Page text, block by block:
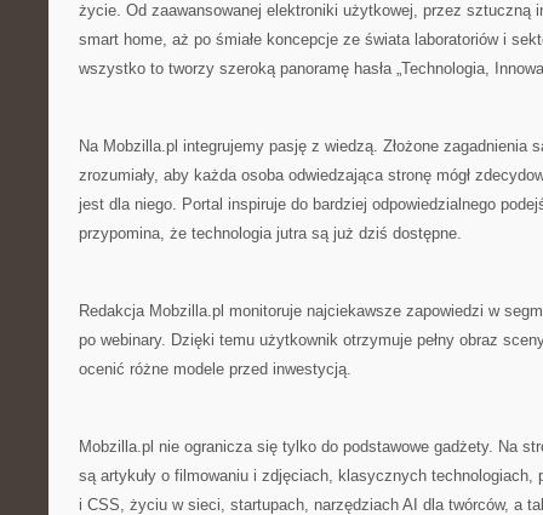
życie. Od zaawansowanej elektroniki użytkowej, przez sztuczną
smart home, aż po śmiałe koncepcje ze świata laboratoriów i
wszystko to tworzy szeroką panoramę hasła „Technologia,
Na Mobzilla.pl integrujemy pasję z wiedzą. Złożone zagadnienia
zrozumiały, aby każda osoba odwiedzająca stronę mógł
jest dla niego. Portal inspiruje do bardziej odpowiedzialnego
przypomina, że technologia jutra są już dziś dostępne.
Redakcja Mobzilla.pl monitoruje najciekawsze zapowiedzi w
po webinary. Dzięki temu użytkownik otrzymuje pełny obraz
ocenić różne modele przed inwestycją.
Mobzilla.pl nie ogranicza się tylko do podstawowe gadżety. Na
są artykuły o filmowaniu i zdjęciach, klasycznych technologiach,
i CSS, życiu w sieci, startupach, narzędziach AI dla twórców, a